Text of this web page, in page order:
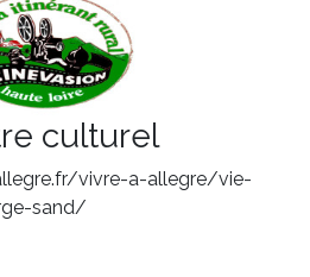
culturel
vivre-a-allegre/vie-
sand/